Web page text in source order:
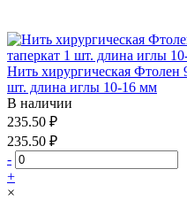
Нить хирургическая Фтолен
шт. длина иглы 10-16 мм
В наличии
235.50 ₽
235.50 ₽
-
+
×